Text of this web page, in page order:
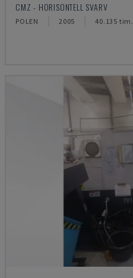
CMZ - HORISONTELL SVARV
POLEN 2005 40.135 tim.